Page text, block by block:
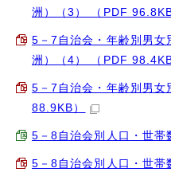
洲）（3） （PDF 96.8KB
5－7自治会・年齢別男女
洲）（4） （PDF 98.4KB
5－7自治会・年齢別男
88.9KB）
5－8自治会別人口・世帯
5－8自治会別人口・世帯